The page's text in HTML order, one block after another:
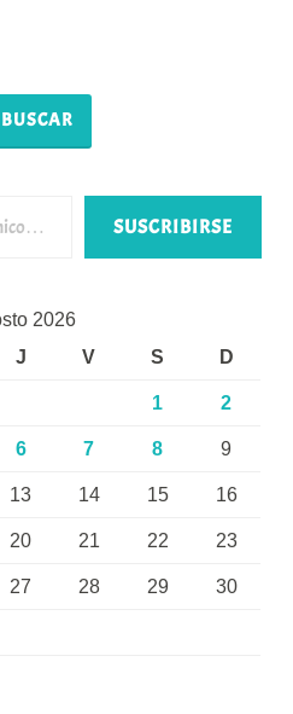
BUSCAR
SUSCRIBIRSE
2026
J V S D
1 2
6 7 8 9
13 14 15 16
20 21 22 23
27 28 29 30